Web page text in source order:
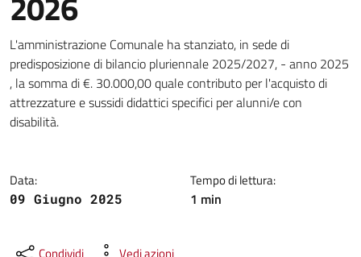
Dettagli della notizia
L'amministrazione Comunale ha stanziato, in sede di
predisposizione di bilancio pluriennale 2025/2027, - anno 2025
, la somma di €. 30.000,00 quale contributo per l'acquisto di
attrezzature e sussidi didattici specifici per alunni/e con
disabilità.
Data:
09 Giugno 2025
Tempo di lettura:
1 min